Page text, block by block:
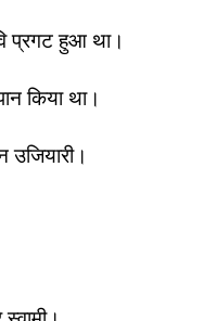
प्रगट हुआ था।
किया था।
उजियारी।